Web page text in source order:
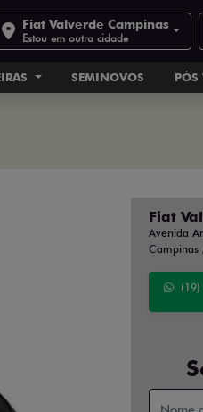
Fiat Valverde Campinas
Estou em outra cidade
SEMINOVOS PÓS
Fiat
Avenida
Campinas